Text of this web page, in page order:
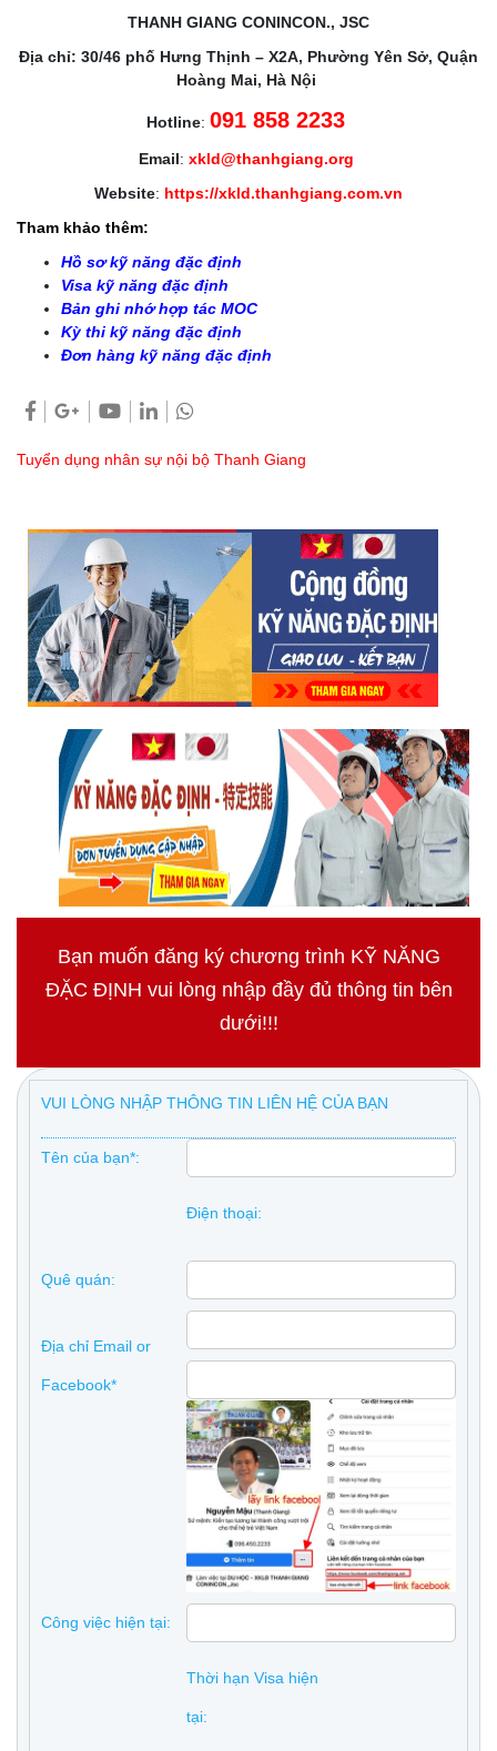
THANH GIANG CONINCON., JSC
Địa chỉ: 30/46 phố Hưng Thịnh – X2A, Phường Yên Sở, Quận
Hoàng Mai, Hà Nội
Hotline: 091 858 2233
Email: xkld@thanhgiang.org
Website: https://xkld.thanhgiang.com.vn
Tham khảo thêm:
Hồ sơ kỹ năng đặc định
Visa kỹ năng đặc định
Bản ghi nhớ hợp tác MOC
Kỳ thi kỹ năng đặc định
Đơn hàng kỹ năng đặc định
Tuyển dụng nhân sự nội bộ Thanh Giang
Bạn muốn đăng ký chương trình KỸ NĂNG
ĐẶC ĐỊNH vui lòng nhập đầy đủ thông tin bên
dưới!!!
VUI LÒNG NHẬP THÔNG TIN LIÊN HỆ CỦA BẠN
Tên của bạn*:
Điện thoại:
Quê quán:
Địa chỉ Email or
Facebook*
Công việc hiện tại:
Thời hạn Visa hiện
tại: